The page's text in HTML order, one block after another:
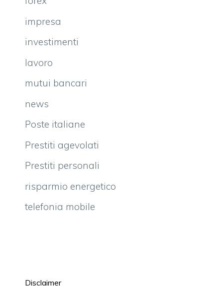
impresa
investimenti
lavoro
mutui bancari
news
Poste italiane
Prestiti agevolati
Prestiti personali
risparmio energetico
telefonia mobile
Disclaimer